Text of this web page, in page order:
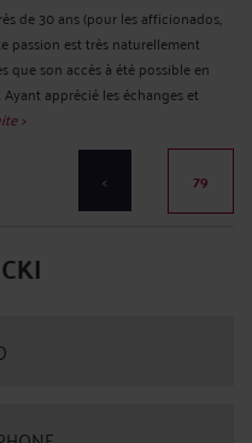
de 30 ans (pour les afficionados,
passion est très naturellement
son accès à été possible en
apprécié les échanges et
>
< 79